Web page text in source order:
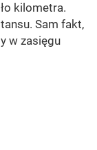
kilometra.
Sam fakt,
w zasięgu